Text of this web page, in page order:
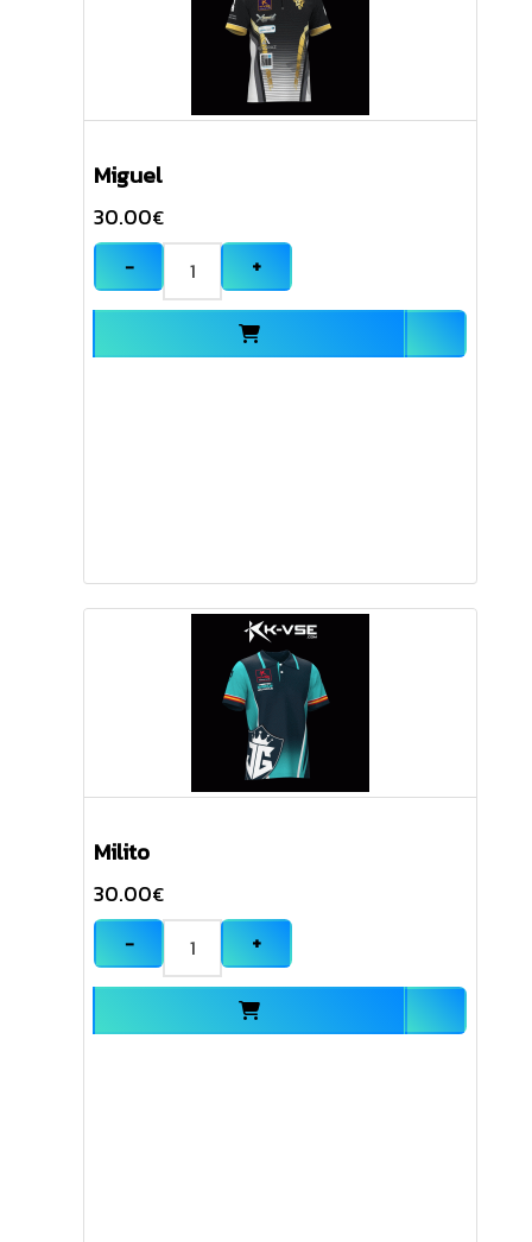
Miguel
30.00€
−
+
Milito
30.00€
−
+